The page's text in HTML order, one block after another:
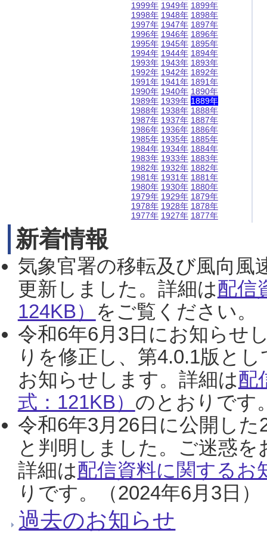
1999年
1998年
1997年
1996年
1995年
1994年
1993年
1992年
1991年
1990年
1989年
1988年
1987年
1986年
1985年
1984年
1983年
1982年
1981年
1980年
1979年
1978年
1977年
1949年
1948年
1947年
1946年
1945年
1944年
1943年
1942年
1941年
1940年
1939年
1938年
1937年
1936年
1935年
1934年
1933年
1932年
1931年
1930年
1929年
1928年
1927年
1899年
1898年
1897年
1896年
1895年
1894年
1893年
1892年
1891年
1890年
1889年
1888年
1887年
1886年
1885年
1884年
1883年
1882年
1881年
1880年
1879年
1878年
1877年
新着情報
気象官署の移転及び風向風
更新しました。詳細は配信
124KB） をご覧ください。
令和6年6月3日にお知らせ
りを修正し、第4.0.1版と
お知らせします。詳細は配
式：121KB） のとおりです
令和6年3月26日に公開し
と判明しました。ご迷惑
詳細は配信資料に関するお
りです。（2024年6月3日）
過去のお知らせ